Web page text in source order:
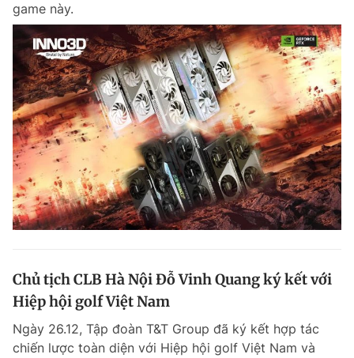
game này.
Chủ tịch CLB Hà Nội Đỗ Vinh Quang ký kết với
Hiệp hội golf Việt Nam
Ngày 26.12, Tập đoàn T&T Group đã ký kết hợp tác
chiến lược toàn diện với Hiệp hội golf Việt Nam và